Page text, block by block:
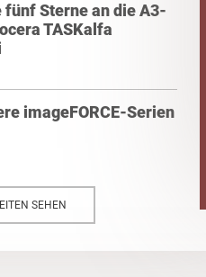
Sterne an die A3-
TASKalfa
imageFORCE-Serien
SEHEN